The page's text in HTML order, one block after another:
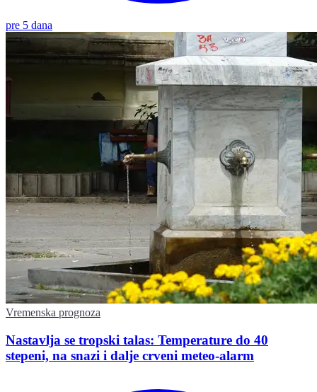
pre 5 dana
Vremenska prognoza
Nastavlja se tropski talas: Temperature do 40
stepeni, na snazi i dalje crveni meteo-alarm